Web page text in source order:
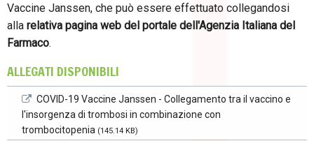
Vaccine Janssen, che può essere effettuato collegandosi
alla relativa pagina web del portale dell'Agenzia Italiana del
Farmaco.
ALLEGATI DISPONIBILI
COVID-19 Vaccine Janssen - Collegamento tra il vaccino e
l'insorgenza di trombosi in combinazione con
trombocitopenia (145.14 KB)